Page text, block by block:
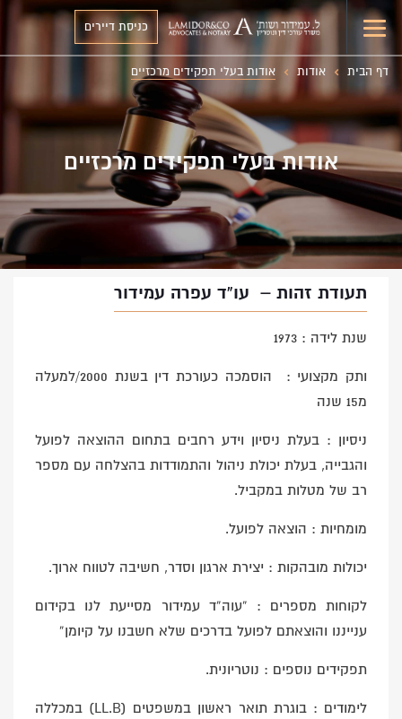
כניסת דיירים
אודות בעלי תפקידים מרכזיים
דף הבית אודות אודות בעלי תפקידים מרכזיים
תעודת זהות – עו”ד עפרה עמידור
שנת לידה : 1973
ותק מקצועי : הוסמכה כעורכת דין בשנת 2000/למעלה
מ15 שנה
ניסיון : בעלת ניסיון וידע רחבים בתחום ההוצאה לפועל
והגבייה, בעלת יכולת ניהול והתמודדות בהצלחה עם מספר
רב של מטלות במקביל.
מומחיות : הוצאה לפועל.
יכולות מובהקות : יצירת ארגון וסדר, חשיבה לטווח ארוך.
לקוחות מספרים : “עוה”ד עמידור מסייעת לנו בקידום
ענייננו והוצאתם לפועל בדרכים שלא חשבנו על קיומן”
תפקידים נוספים : נוטריונית.
לימודים : בוגרת תואר ראשון במשפטים (LL.B) במכללה